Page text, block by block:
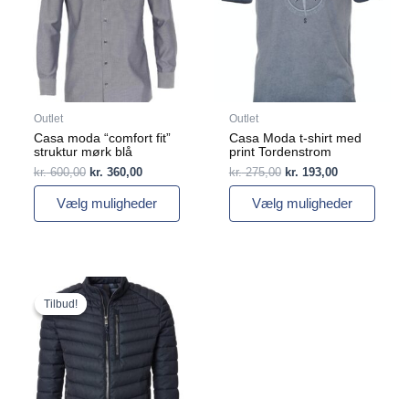
Outlet
Casa moda “comfort fit”
struktur mørk blå
kr.600,00 kr. 360,00
Vælg muligheder
varianter.
Mulighederne
kan
vælges
på
varesiden
Outlet
Casa Moda t-shirt med
print Tordenstrom
kr.275,00 kr. 193,00
Vælg muligheder
varianter.
vælges
varesiden
Tilbud!
Tilbud!
Den
oprindelige
pris
var:
kr. 1.200,00.
aktuelle
pris
er:
kr. 720,00.
vare
har
flere
varianter.
Mulighederne